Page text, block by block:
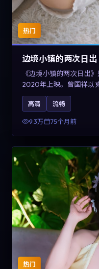
热门
边境小镇的两次日出
《边境小镇的两次日出
2020年上映。曾国祥以
孙俪与任素汐的对手戏可
刻画小人物的尊严与信
观众具有检索与收藏价值
高清 流畅
9.3万 75个月前
热门